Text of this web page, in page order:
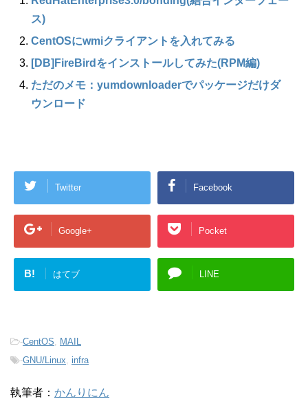
ス)
CentOSにwmiクライアントを入れてみる
[DB]FireBirdをインストールしてみた(RPM編)
ただのメモ：yumdownloaderでパッケージだけダ
ウンロード
Twitter Facebook
Google+ Pocket
B! はてブ LINE
-CentOS
MAIL
-GNU/Linux infra
執筆者： かんりにん